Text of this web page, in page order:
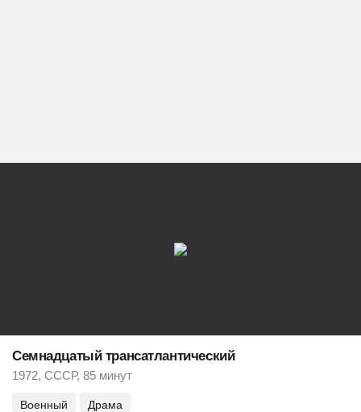
Семнадцатый трансатлантический
1972, СССР, 85 минут
Военный Драма